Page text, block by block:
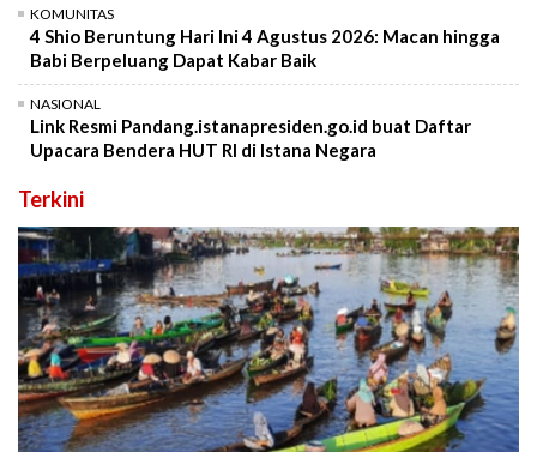
KOMUNITAS
4 Shio Beruntung Hari Ini 4 Agustus 2026: Macan hingga
Babi Berpeluang Dapat Kabar Baik
NASIONAL
Link Resmi Pandang.istanapresiden.go.id buat Daftar
Upacara Bendera HUT RI di Istana Negara
Terkini